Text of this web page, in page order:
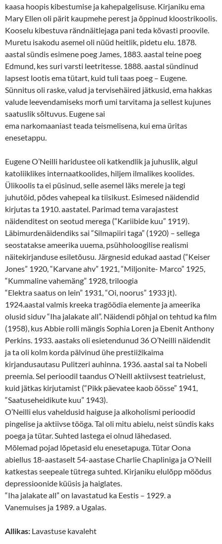
kaasa hoopis kibestumise ja kahepalgelisuse. Kirjaniku ema
Mary Ellen oli pärit kaupmehe perest ja õppinud kloostrikoolis.
Kooselu kibestuva rändnäitlejaga pani teda kõvasti proovile.
Muretu isakodu asemel oli nüüd heitlik, pidetu elu. 1878.
aastal sündis esimene poeg James, 1883. aastal teine poeg
Edmund, kes suri varsti leetritesse. 1888. aastal sündinud
lapsest lootis ema tütart, kuid tuli taas poeg – Eugene.
Sünnitus oli raske, valud ja tervisehäired jätkusid, ema hakkas
valude leevendamiseks morfi umi tarvitama ja sellest kujunes
saatuslik sõltuvus. Eugene sai
ema narkomaaniast teada teismelisena, kui ema üritas
enesetappu.
Eugene O’Neilli haridustee oli katkendlik ja juhuslik, algul
katoliiklikes internaatkoolides, hiljem ilmalikes koolides.
Ülikoolis ta ei püsinud, selle asemel läks merele ja tegi
juhutöid, põdes vahepeal ka tiisikust. Esimesed näidendid
kirjutas ta 1910. aastatel. Parimad tema varajastest
näidenditest on seotud merega (“Kariibide kuu” 1919).
Läbimurdenäidendiks sai “Silmapiiri taga” (1920) – sellega
seostatakse ameerika uuema, psühholoogilise realismi
näitekirjanduse esiletõusu. Järgnesid edukad aastad (“Keiser
Jones” 1920, “Karvane ahv” 1921, “Miljonite- Marco” 1925,
“Kummaline vahemäng” 1928, triloogia
“Elektra saatus on lein” 1931, “Oi, noorus” 1933 jt).
1924.aastal valmis kreeka tragöödia elemente ja ameerika
olusid siduv “Iha jalakate all”. Näidendi põhjal on tehtud ka film
(1958), kus Abbie rolli mängis Sophia Loren ja Ebenit Anthony
Perkins. 1933. aastaks oli esietendunud 36 O’Neilli näidendit
ja ta oli kolm korda pälvinud ühe prestiižikaima
kirjandusautasu Pulitzeri auhinna. 1936. aastal sai ta Nobeli
preemia. Sel perioodil taandus O’Neill aktiivsest teatrielust,
kuid jätkas kirjutamist (“Pikk päevatee kaob öösse” 1941,
“Saatuseheidikute kuu” 1943).
O’Neilli elus vaheldusid haiguse ja alkoholismi perioodid
pingelise ja aktiivse tööga. Tal oli mitu abielu, neist sündis kaks
poega ja tütar. Suhted lastega ei olnud lähedased.
Mõlemad pojad lõpetasid elu enesetapuga. Tütar Oona
abiellus 18-aastaselt 54-aastase Charlie Chapliniga ja O’Neill
katkestas seepeale tütrega suhted. Kirjaniku elulõpp möödus
depressioonide küüsis ja haiglates.
“Iha jalakate all” on lavastatud ka Eestis – 1929. a
Vanemuises ja 1989. a Ugalas.
Allikas: Lavastuse kavaleht